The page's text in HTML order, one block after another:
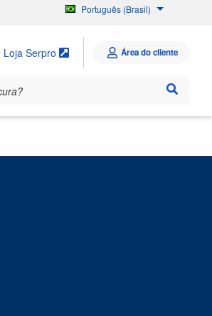
Português (Brasil)
Loja Serpro Área do cliente